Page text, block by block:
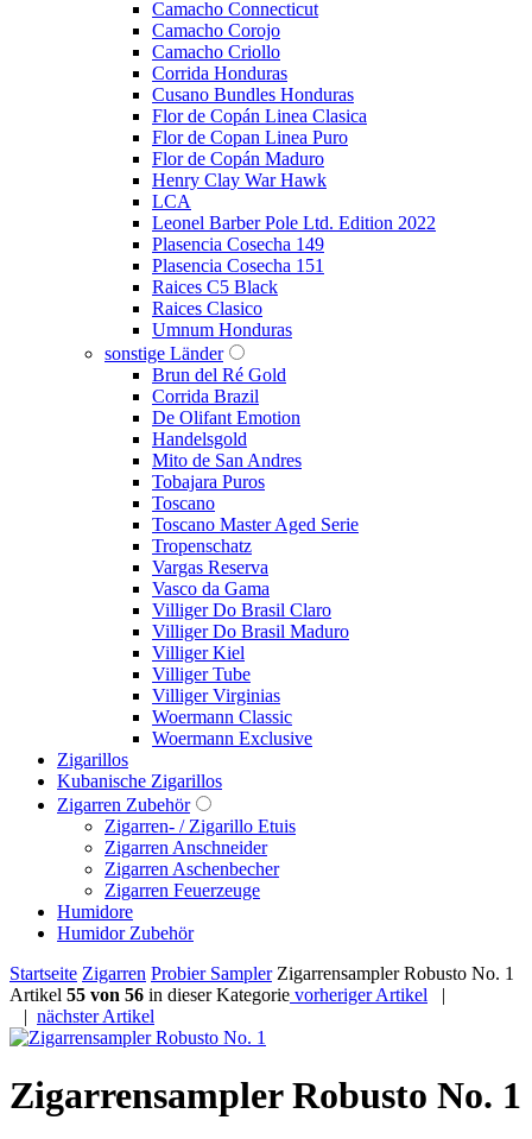
Camacho Connecticut
Camacho Corojo
Camacho Criollo
Corrida Honduras
Cusano Bundles Honduras
Flor de Copán Linea Clasica
Flor de Copan Linea Puro
Flor de Copán Maduro
Henry Clay War Hawk
LCA
Leonel Barber Pole Ltd. Edition 2022
Plasencia Cosecha 149
Plasencia Cosecha 151
Raices C5 Black
Raices Clasico
Umnum Honduras
sonstige Länder
Brun del Ré Gold
Corrida Brazil
De Olifant Emotion
Handelsgold
Mito de San Andres
Tobajara Puros
Toscano
Toscano Master Aged Serie
Tropenschatz
Vargas Reserva
Vasco da Gama
Villiger Do Brasil Claro
Villiger Do Brasil Maduro
Villiger Kiel
Villiger Tube
Villiger Virginias
Woermann Classic
Woermann Exclusive
Zigarillos
Kubanische Zigarillos
Zigarren Zubehör
Zigarren- / Zigarillo Etuis
Zigarren Anschneider
Zigarren Aschenbecher
Zigarren Feuerzeuge
Humidore
Humidor Zubehör
Startseite Zigarren Probier Sampler Zigarrensampler Robusto No. 1
Artikel 55 von 56 in dieser Kategorie vorheriger Artikel |
| nächster Artikel
Zigarrensampler Robusto No. 1